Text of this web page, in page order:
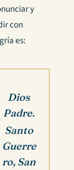
y
con
es:
Dios
Padre.
Santo
Guerre
ro, San